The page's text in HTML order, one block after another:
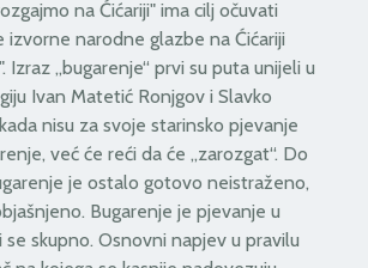
na Ćićariji" ima cilj očuvati
izvorne narodne glazbe na Ćićariji
Izraz „bugarenje“ prvi su puta unijeli u
Ivan Matetić Ronjgov i Slavko
nisu za svoje starinsko pjevanje
već će reći da će „zarozgat“. Do
je ostalo gotovo neistraženo,
Bugarenje je pjevanje u
se skupno. Osnovni napjev u pravilu